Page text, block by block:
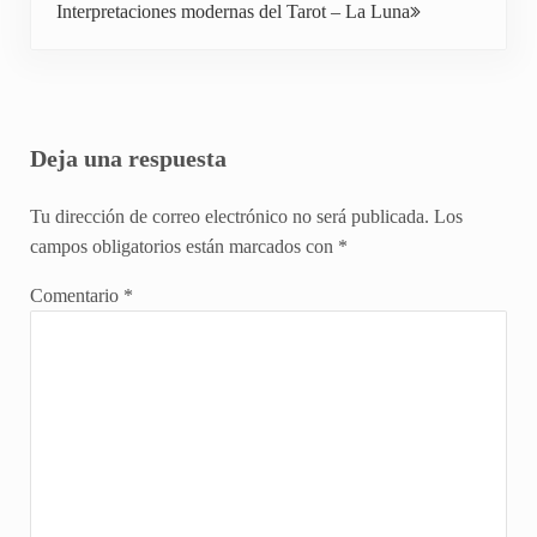
Interpretaciones modernas del Tarot – La Luna
Deja una respuesta
Tu dirección de correo electrónico no será publicada. Los
campos obligatorios están marcados con *
Comentario *